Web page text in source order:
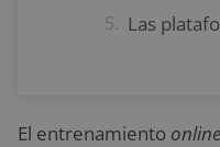
El entrenamiento online